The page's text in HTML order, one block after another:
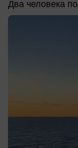
Два человека